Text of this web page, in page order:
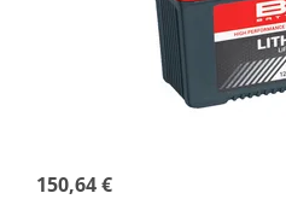
150,64 €